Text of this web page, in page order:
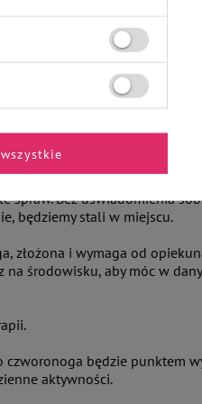
ze specjalistą miejsce
Ciągła gotowość zwierzęcia
balansu, a ich poziom
spraw. Bez uświadomienia
będziemy stali w miejscu.
złożona i wymaga od
na środowisku, aby móc w
będzie punktem
aktywności.